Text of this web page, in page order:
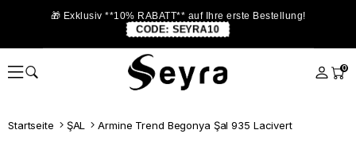
🎁 Exklusiv **10% RABATT** auf Ihre erste Bestellung!
CODE: SEYRA10
0
Startseite ŞAL Armine Trend Begonya Şal 935 Lacivert